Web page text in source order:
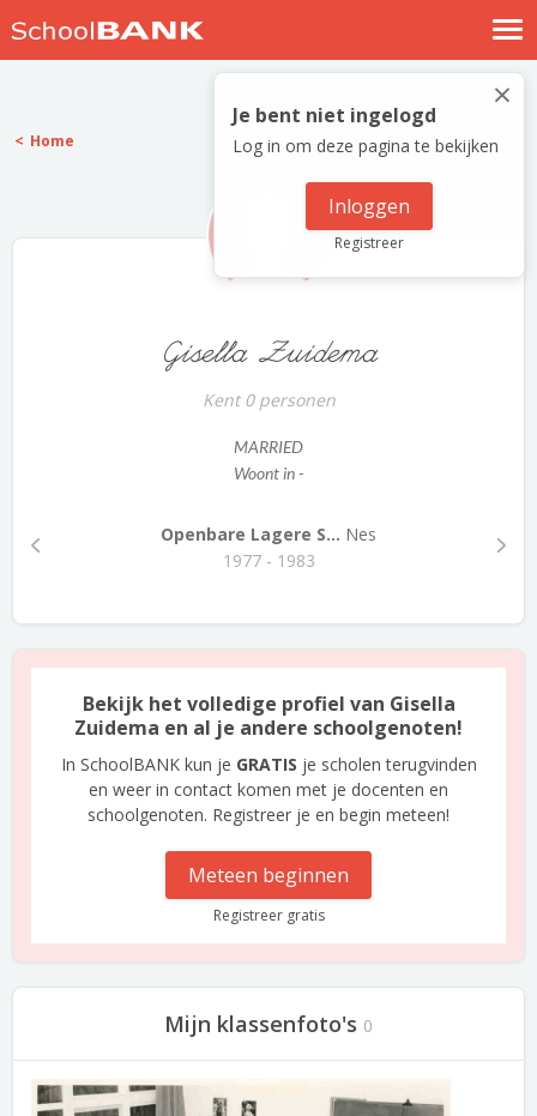
Nostalgische verhalen
Log in
Meld je gratis aan
×
Je bent niet ingelogd
Log in om deze pagina te bekijken
Inloggen
Registreer
Home
Gisella Zuidema
Kent 0 personen
MARRIED
Woont in -
Openbare Lagere S... Nes
1977 - 1983
Bekijk het volledige profiel van Gisella
Zuidema en al je andere schoolgenoten!
In SchoolBANK kun je GRATIS je scholen terugvinden
en weer in contact komen met je docenten en
schoolgenoten. Registreer je en begin meteen!
Meteen beginnen
Registreer gratis
Mijn klassenfoto's 0